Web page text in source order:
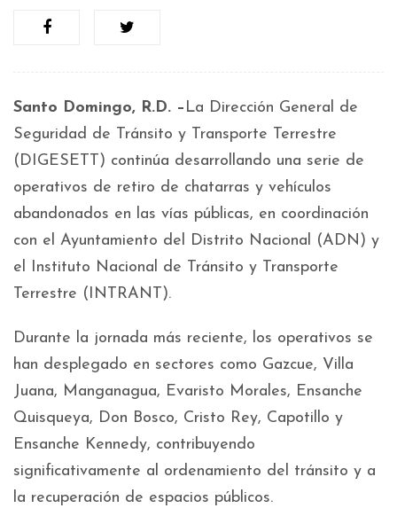
Santo Domingo, R.D. – La Dirección General de
Seguridad de Tránsito y Transporte Terrestre
(DIGESETT) continúa desarrollando una serie de
operativos de retiro de chatarras y vehículos
abandonados en las vías públicas, en coordinación
con el Ayuntamiento del Distrito Nacional (ADN) y
el Instituto Nacional de Tránsito y Transporte
Terrestre (INTRANT).
Durante la jornada más reciente, los operativos se
han desplegado en sectores como Gazcue, Villa
Juana, Manganagua, Evaristo Morales, Ensanche
Quisqueya, Don Bosco, Cristo Rey, Capotillo y
Ensanche Kennedy, contribuyendo
significativamente al ordenamiento del tránsito y a
la recuperación de espacios públicos.